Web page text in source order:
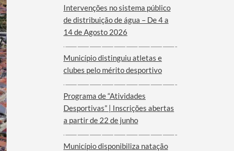
Intervenções no sistema público
de distribuição de água – De 4 a
14 de Agosto 2026
Município distinguiu atletas e
clubes pelo mérito desportivo
Programa de “Atividades
Desportivas” | Inscrições abertas
a partir de 22 de junho
Município disponibiliza natação